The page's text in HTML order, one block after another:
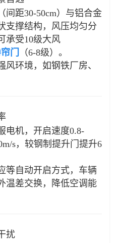
间距30-50cm）与铝合金
支撑结构，风压均匀分
承受10级大风
门
（6-8级）。
环境，如钢铁厂房、
电机，开启速度0.8-
s，较钢制提升门提升6
等自动开启方式，车辆
温差交换，降低空调能
扰